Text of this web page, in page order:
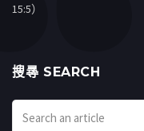
15:5）
搜㝷 SEARCH